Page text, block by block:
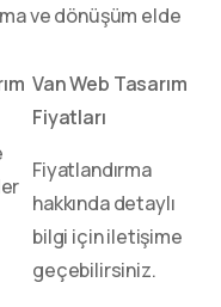
ve dönüşüm elde
Van Web Tasarım
Fiyatları
Fiyatlandırma
hakkında detaylı
bilgi için iletişime
geçebilirsiniz.